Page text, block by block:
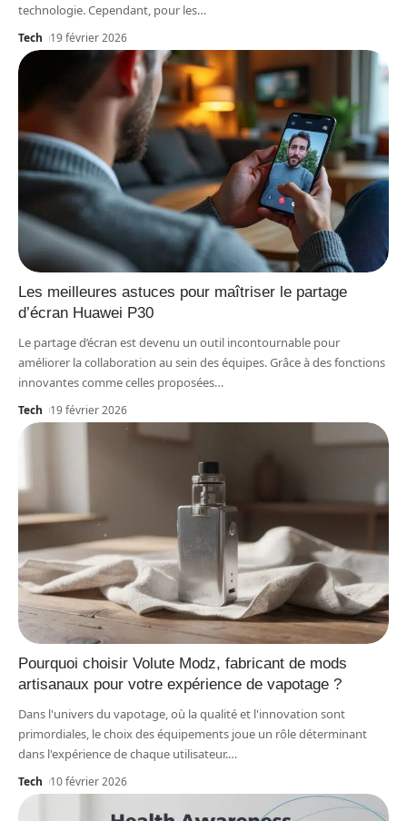
technologie. Cependant, pour les…
Tech 19 février 2026
Les meilleures astuces pour maîtriser le partage
d’écran Huawei P30
Le partage d’écran est devenu un outil incontournable pour
améliorer la collaboration au sein des équipes. Grâce à des fonctions
innovantes comme celles proposées…
Tech 19 février 2026
Pourquoi choisir Volute Modz, fabricant de mods
artisanaux pour votre expérience de vapotage ?
Dans l'univers du vapotage, où la qualité et l'innovation sont
primordiales, le choix des équipements joue un rôle déterminant
dans l'expérience de chaque utilisateur.…
Tech 10 février 2026